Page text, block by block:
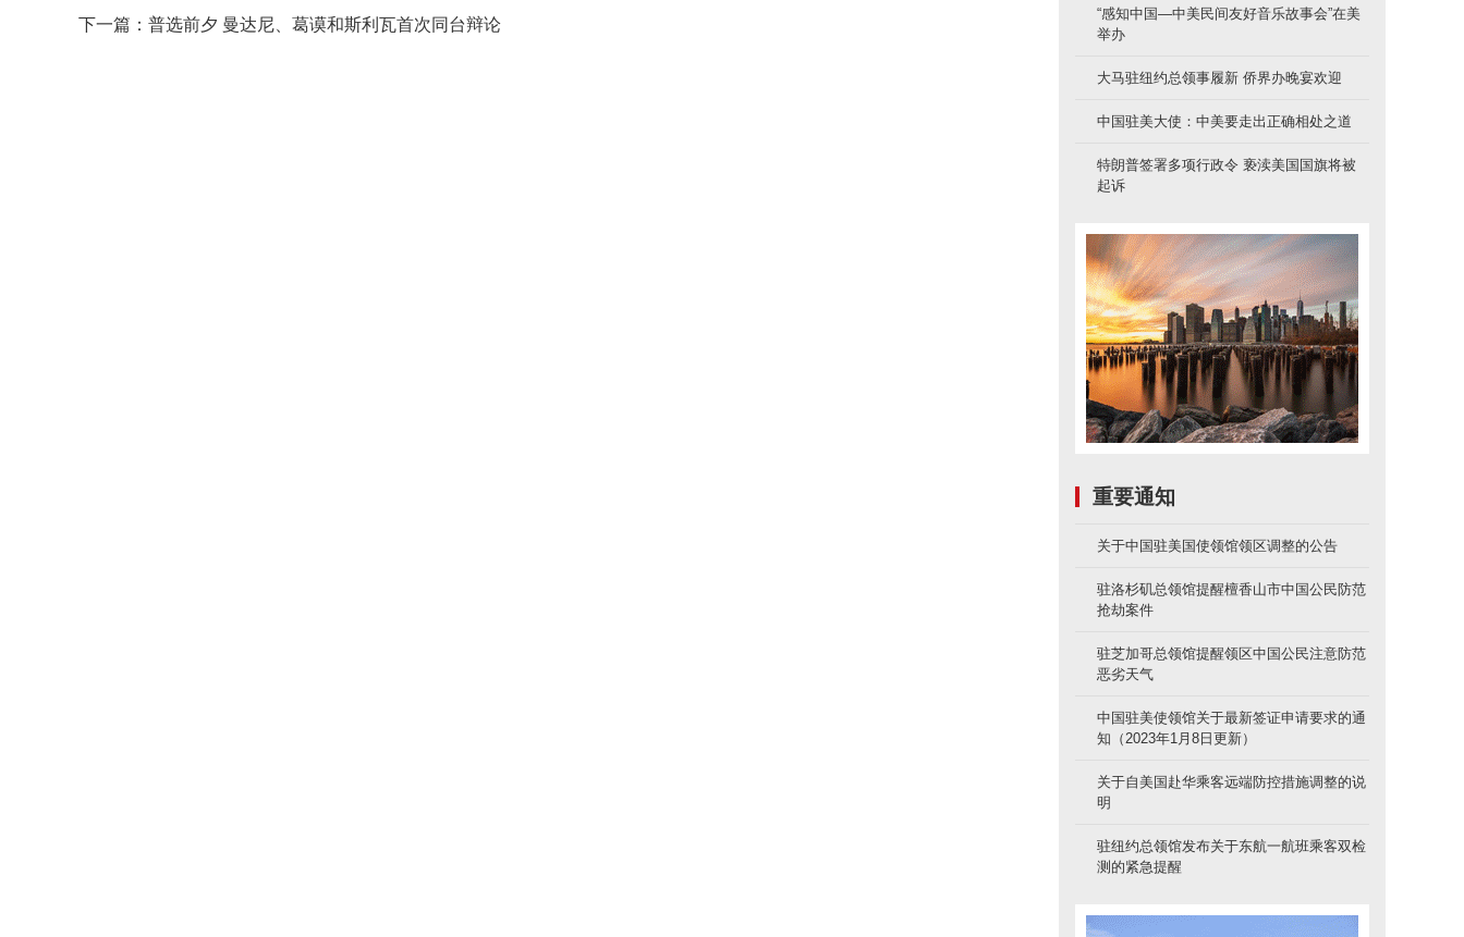
下一篇： 普选前夕 曼达尼、葛谟和斯利瓦首次同台辩论
“感知中国—中美民间友好音乐故事会”在美
举办
大马驻纽约总领事履新 侨界办晚宴欢迎
中国驻美大使：中美要走出正确相处之道
特朗普签署多项行政令 亵渎美国国旗将被
起诉
重要通知
关于中国驻美国使领馆领区调整的公告
驻洛杉矶总领馆提醒檀香山市中国公民防范
抢劫案件
驻芝加哥总领馆提醒领区中国公民注意防范
恶劣天气
中国驻美使领馆关于最新签证申请要求的通
知（2023年1月8日更新）
关于自美国赴华乘客远端防控措施调整的说
明
驻纽约总领馆发布关于东航一航班乘客双检
测的紧急提醒